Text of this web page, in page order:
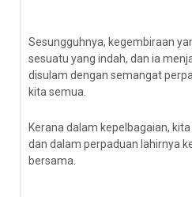
Sesungguhnya, kegembiraan
sesuatu yang indah, dan ia
disulam dengan semangat
kita semua.
Kerana dalam kepelbagaian,
dan dalam perpaduan lahirnya
bersama.